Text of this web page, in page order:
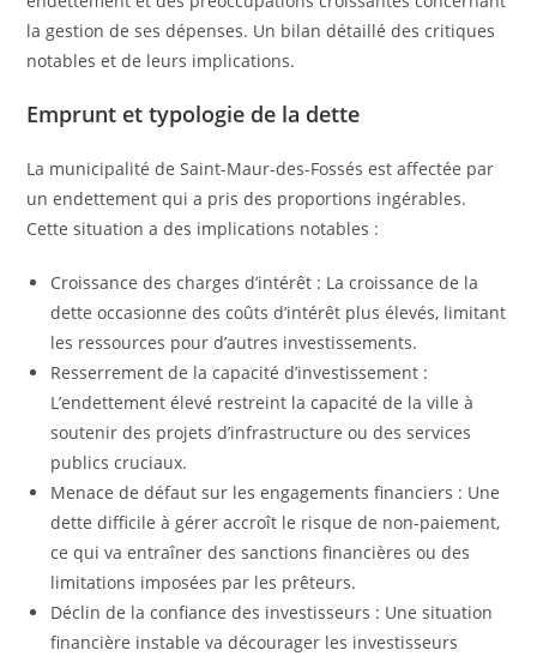
la gestion de ses dépenses. Un bilan détaillé des critiques
notables et de leurs implications.
Emprunt et typologie de la dette
La municipalité de Saint-Maur-des-Fossés est affectée par
un endettement qui a pris des proportions ingérables.
Cette situation a des implications notables :
Croissance des charges d’intérêt : La croissance de la
dette occasionne des coûts d’intérêt plus élevés, limitant
les ressources pour d’autres investissements.
Resserrement de la capacité d’investissement :
L’endettement élevé restreint la capacité de la ville à
soutenir des projets d’infrastructure ou des services
publics cruciaux.
Menace de défaut sur les engagements financiers : Une
dette difficile à gérer accroît le risque de non-paiement,
ce qui va entraîner des sanctions financières ou des
limitations imposées par les prêteurs.
Déclin de la confiance des investisseurs : Une situation
financière instable va décourager les investisseurs